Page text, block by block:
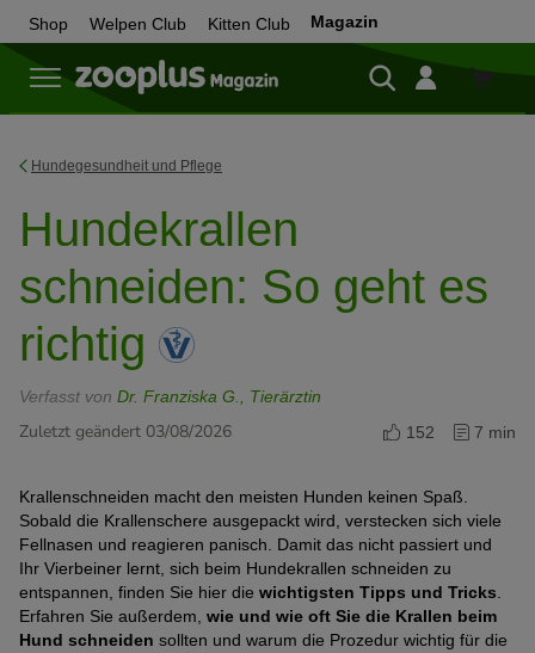
Shop Welpen Club Kitten Club Magazin
Zum
Hundegesundheit und Pflege
Hundekrallen
schneiden: So geht es
richtig
Verfasst von Dr. Franziska G., Tierärztin
Zuletzt geändert 03/08/2026 152 7 min
Krallenschneiden macht den meisten Hunden keinen Spaß.
Sobald die Krallenschere ausgepackt wird, verstecken sich viele
Fellnasen und reagieren panisch. Damit das nicht passiert und
Ihr Vierbeiner lernt, sich beim Hundekrallen schneiden zu
entspannen, finden Sie hier die wichtigsten Tipps und Tricks
Erfahren Sie außerdem, wie und wie oft Sie die Krallen beim
Hund schneiden sollten und warum die Prozedur wichtig für die